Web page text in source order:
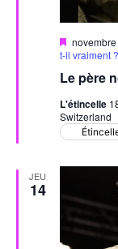
Le père
Mis
en
t-il vraiment ?
L'étincelle
Switzerland
JEU
14